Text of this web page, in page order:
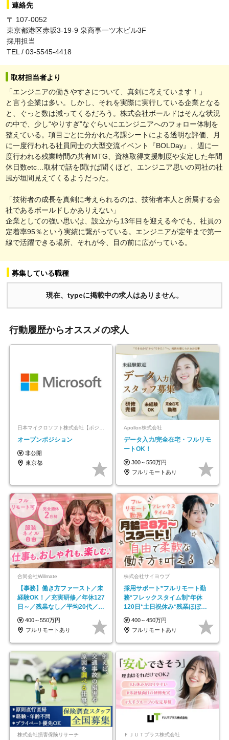
連絡先
〒 107-0052
東京都港区赤坂3-19-9 泉商事一ツ木ビル3F
採用担当
TEL / 03-5545-4418
取材担当者より
「エンジニアの働きやすさについて、真剣に考えています！」
と言う企業は多い。しかし、それを実際に実行している企業となる
と、ぐっと数は減ってくるだろう。株式会社ボールドはそんな状況
の中で、少し“やりすぎ”なぐらいにエンジニアへのフォロー体制を
整えている。項目ごとに分かれた考課シートによる透明な評価、月
に一度行われる社員同士の大型交流イベント『BOLDay』、週に一
度行われる残業時間の共有MTG、資格取得支援制度や安定した年間
休日数etc…取材で話を聞けば聞くほど、エンジニア思いの同社の社
風が垣間見えてくるようだった。
「技術者の成長を真剣に考えられるのは、技術者本人と所属する会
社であるボールドしかありえない」
企業としての強い思いは、設立から13年目を迎える今でも、社員の
定着率95％という実績に繋がっている。エンジニアが定年まで第一
線で活躍できる場所、それが今、目の前に広がっている。
募集している職種
現在、typeに掲載中の求人はありません。
行動履歴からオススメの求人
オープンポジション
非公開
東京都
Apollon株式会社
データ入力/完全在宅・フルリモ
ートOK！
300～550万円
フルリモートあり
合同会社Willmate
【事務】働き方ファースト／未
経験OK！／充実研修／年休127
日～／残業なし／平均20代／リ
モートOK
400～550万円
フルリモートあり
株式会社サイヨウブ
採用サポート*フルリモート勤
務*フレックスタイム制*年休
120日*土日祝休み*残業ほぼな
し*育児中社員8割以上
400～450万円
フルリモートあり
株式会社損害保険リサーチ ＦＪＵＴプラス株式会社